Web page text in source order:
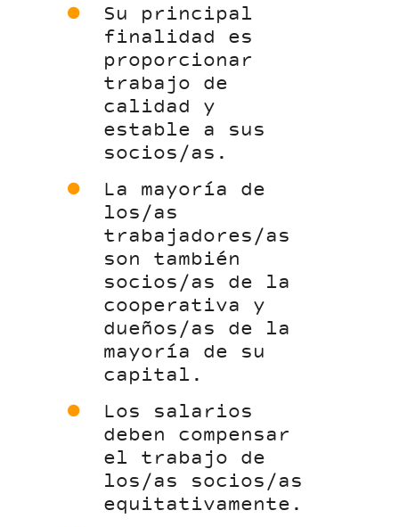
Su principal
finalidad es
proporcionar
trabajo de
calidad y
estable a sus
socios/as.
La mayoría de
los/as
trabajadores/as
son también
socios/as de la
cooperativa y
dueños/as de la
mayoría de su
capital.
Los salarios
deben compensar
el trabajo de
los/as socios/as
equitativamente.